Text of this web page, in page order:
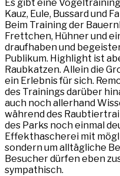
Es gibt eine
Kauz, Eule, Bussard und
Beim Training der
Frettchen, Hühner und
draufhaben und
Publikum. Highlight ist
Raubkatzen. Allein die
ein Erlebnis für sich.
des Trainings darüber
auch noch allerhand
während des
des Parks noch einmal
Effekthascherei mit
sondern um alltägliche
Besucher dürfen eben
sympathisch.